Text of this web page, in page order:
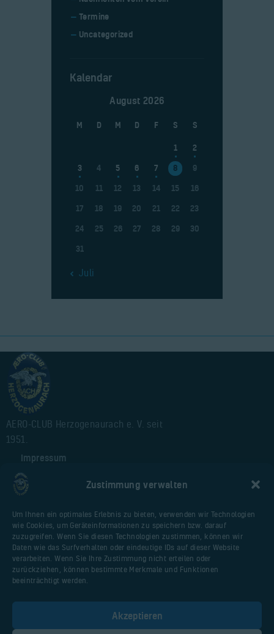
Zustimmung verwalten
Um Ihnen ein optimales Erlebnis zu bieten, verwenden wir Technologien
wie Cookies, um Geräteinformationen zu speichern bzw. darauf
zuzugreifen. Wenn Sie diesen Technologien zustimmen, können wir
Daten wie das Surfverhalten oder eindeutige IDs auf dieser Website
verarbeiten. Wenn Sie Ihre Zustimmung nicht erteilen oder
zurückziehen, können bestimmte Merkmale und Funktionen
beeinträchtigt werden.
Akzeptieren
Termine
Uncategorized
Kalendar
August 2026
M D M D F S S
1
2
3
4 5 6 7 8
9
10
11 12 13 14 15
16
17
18 19 20 21 22
23
24
25 26 27 28 29
30
31
« Juli
AERO-CLUB Herzogenaurach e. V. seit
1951.
Impressum
Alte Webseite
Nützliche Seiten
Webseite Flugplatz
Vereinsfliegerportal
Huberschrauberschulung.de
Malter AIR Service